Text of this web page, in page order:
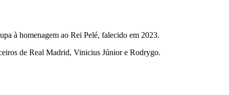
à homenagem ao Rei Pelé, falecido em 2023.
de Real Madrid, Vinicius Júnior e Rodrygo.